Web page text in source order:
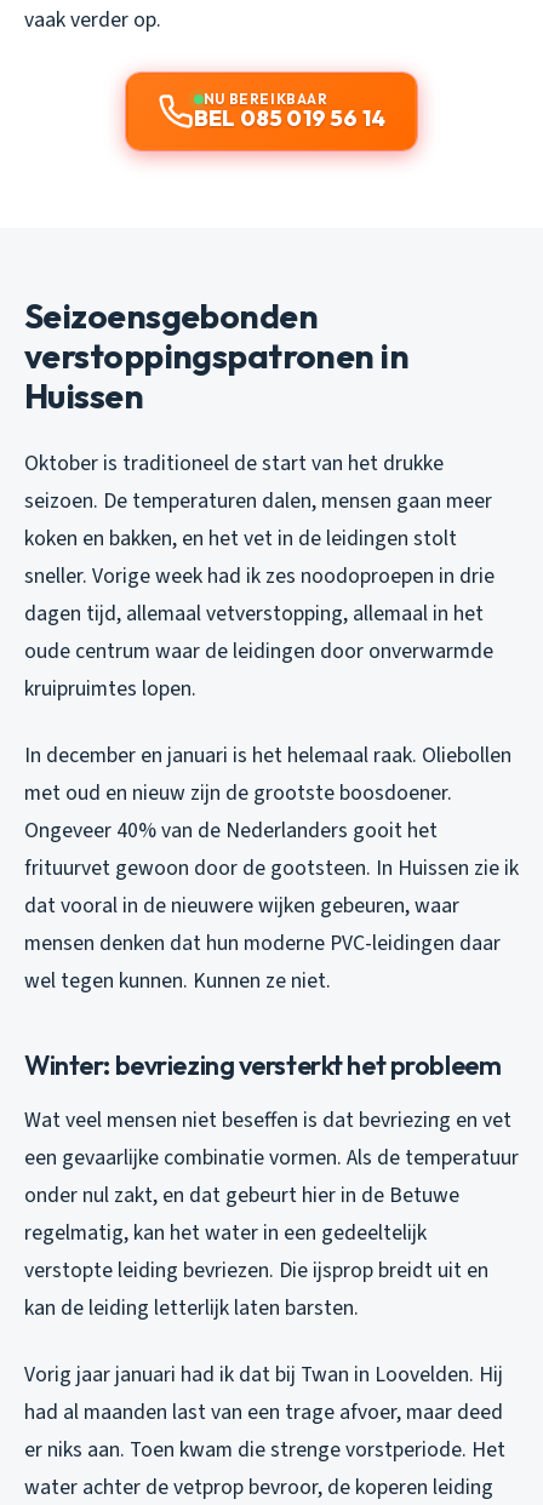
vaak verder op.
NU BEREIKBAAR
BEL 085 019 56 14
Seizoensgebonden
verstoppingspatronen in
Huissen
Oktober is traditioneel de start van het drukke
seizoen. De temperaturen dalen, mensen gaan meer
koken en bakken, en het vet in de leidingen stolt
sneller. Vorige week had ik zes noodoproepen in drie
dagen tijd, allemaal vetverstopping, allemaal in het
oude centrum waar de leidingen door onverwarmde
kruipruimtes lopen.
In december en januari is het helemaal raak. Oliebollen
met oud en nieuw zijn de grootste boosdoener.
Ongeveer 40% van de Nederlanders gooit het
frituurvet gewoon door de gootsteen. In Huissen zie ik
dat vooral in de nieuwere wijken gebeuren, waar
mensen denken dat hun moderne PVC-leidingen daar
wel tegen kunnen. Kunnen ze niet.
Winter: bevriezing versterkt het probleem
Wat veel mensen niet beseffen is dat bevriezing en vet
een gevaarlijke combinatie vormen. Als de temperatuur
onder nul zakt, en dat gebeurt hier in de Betuwe
regelmatig, kan het water in een gedeeltelijk
verstopte leiding bevriezen. Die ijsprop breidt uit en
kan de leiding letterlijk laten barsten.
Vorig jaar januari had ik dat bij Twan in Loovelden. Hij
had al maanden last van een trage afvoer, maar deed
er niks aan. Toen kwam die strenge vorstperiode. Het
water achter de vetprop bevroor, de koperen leiding